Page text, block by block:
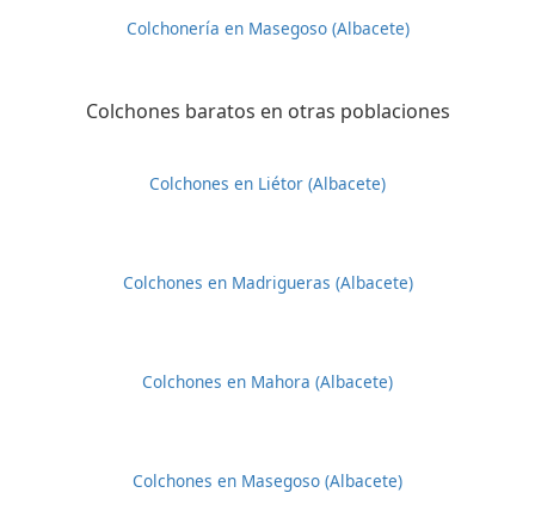
Colchonería en Masegoso (Albacete)
Colchones baratos en otras poblaciones
Colchones en Liétor (Albacete)
Colchones en Madrigueras (Albacete)
Colchones en Mahora (Albacete)
Colchones en Masegoso (Albacete)